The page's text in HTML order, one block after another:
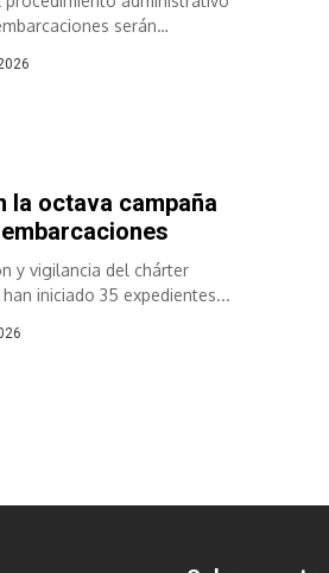
serán
la octava campaña
y vigilancia del chárter
iniciado 35 expedientes...